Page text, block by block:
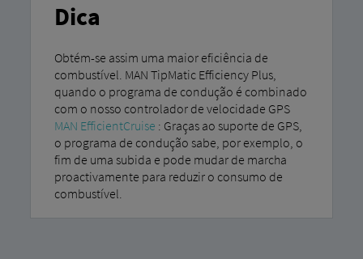
Dica
Obtém-se assim uma maior eficiência de
combustível. MAN TipMatic Efficiency Plus,
quando o programa de condução é combinado
com o nosso controlador de velocidade GPS
MAN EfficientCruise : Graças ao suporte de GPS,
o programa de condução sabe, por exemplo, o
fim de uma subida e pode mudar de marcha
proactivamente para reduzir o consumo de
combustível.